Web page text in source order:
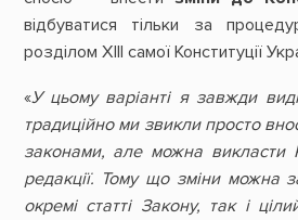
відбуватися тільки за
розділом XIII самої Конституції
«У цьому варіанті я завжди
традиційно ми звикли просто
законами, але можна викласти
редакції. Тому що зміни можна
окремі статті Закону, так і